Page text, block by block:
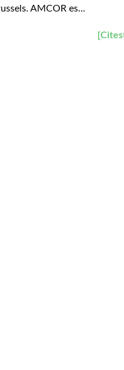
AMCOR es...